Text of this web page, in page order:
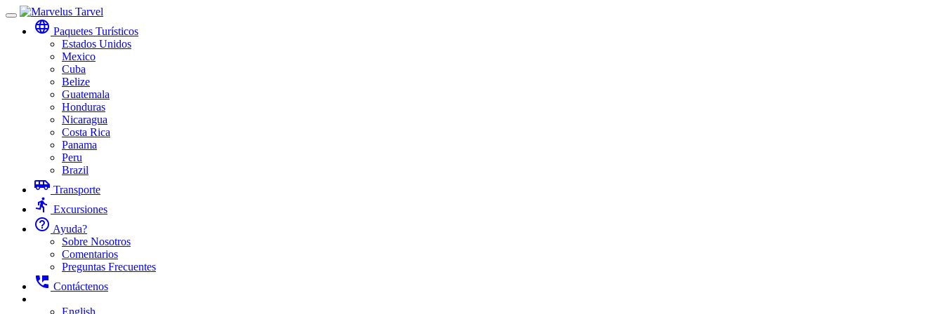
Toggle
navigation
language Paquetes Turísticos
Estados Unidos
Mexico
Cuba
Belize
Guatemala
Honduras
Nicaragua
Costa Rica
Panama
Peru
Brazil
airport_shuttle Transporte
directions_run Excursiones
help_outline Ayuda?
Sobre Nosotros
Comentarios
Preguntas Frecuentes
perm_phone_msg Contáctenos
English